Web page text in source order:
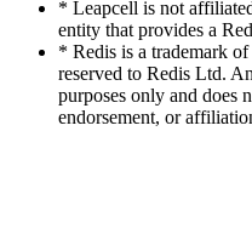
* Leapcell is not
entity that provides a
* Redis is a trademark
reserved to Redis Ltd.
purposes only and does
endorsement, or